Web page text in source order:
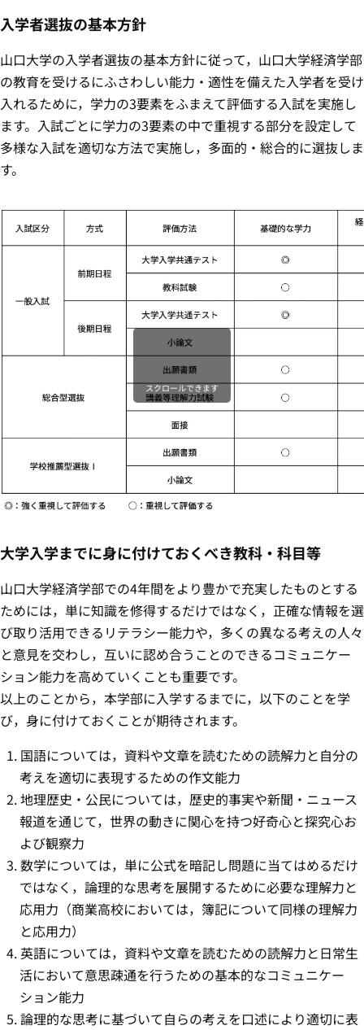
入学者選抜の基本方針
山口大学の入学者選抜の基本方針に従って，山口大学経済学部
の教育を受けるにふさわしい能力・適性を備えた入学者を受け
入れるために，学力の3要素をふまえて評価する入試を実施し
ます。入試ごとに学力の3要素の中で重視する部分を設定して
多様な入試を適切な方法で実施し，多面的・総合的に選抜しま
す。
スクロールできます
大学入学までに身に付けておくべき教科・科目等
山口大学経済学部での4年間をより豊かで充実したものとする
ためには，単に知識を修得するだけではなく，正確な情報を選
び取り活用できるリテラシー能力や，多くの異なる考えの人々
と意見を交わし，互いに認め合うことのできるコミュニケー
ション能力を高めていくことも重要です。
以上のことから，本学部に入学するまでに，以下のことを学
び，身に付けておくことが期待されます。
国語については，資料や文章を読むための読解力と自分の
考えを適切に表現するための作文能力
地理歴史・公民については，歴史的事実や新聞・ニュース
報道を通じて，世界の動きに関心を持つ好奇心と探究心お
よび観察力
数学については，単に公式を暗記し問題に当てはめるだけ
ではなく，論理的な思考を展開するために必要な理解力と
応用力（商業高校においては，簿記について同様の理解力
と応用力）
英語については，資料や文章を読むための読解力と日常生
活において意思疎通を行うための基本的なコミュニケー
ション能力
論理的な思考に基づいて自らの考えを口述により適切に表